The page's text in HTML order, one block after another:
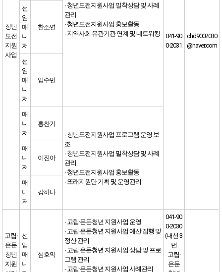
청년
도전
지원
사업
041-90
0-2031
chd9002030
@naver.com
∙ 청년도전지원사업 밀착상담 및 사례
관리
∙ 청년도전지원사업 홍보활동
∙ 지역사회 유관기관 연계 및 네트워킹
선
임
매
니
저
한소연
선
임
매
니
저
임수민
매
니
저
홍찬기
∙ 청년도전지원사업 프로그램 운영 보
조
∙ 청년도전지원사업 밀착상담 및 사례
관리
∙ 청년도전지원사업 홍보활동
∙ 또래지원단 기획 및 운영관리
매
니
저
이진아
매
니
저
강하나
고립·
은둔
청년
지원
선
임
매
니
심호익
∙ 고립·은둔청년 지원사업 운영
∙ 고립·은둔청년 지원사업 예산 집행 및
정산 관리
∙ 고립·은둔청년 지원사업 상담 및 프로
그램 관리
∙ 고립·은둔청년 지원사업 사례관리
041-90
0-2030
(내선 3
번
고립·
은둔